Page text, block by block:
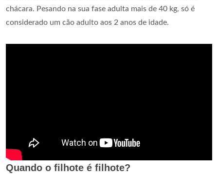
chácara. Pesando na sua fase adulta mais de 40 kg, só é
considerado um cão adulto aos 2 anos de idade.
Quando o filhote é filhote?